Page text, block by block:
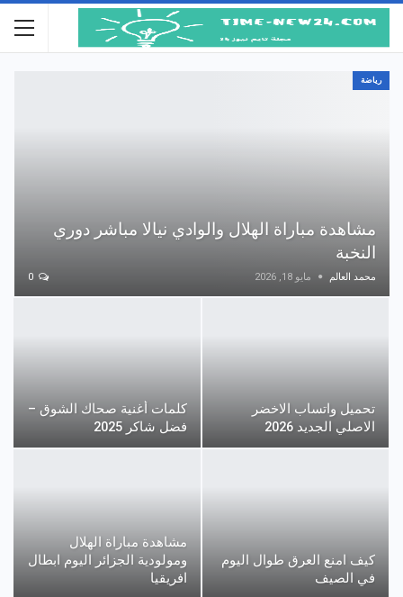
رياضة
مشاهدة مباراة الهلال والوادي نيالا مباشر دوري
النخبة
محمد العالم مايو 18, 2026
تحميل واتساب الاخضر
الاصلي الجديد 2026
كلمات أغنية صحاك الشوق –
فضل شاكر 2025
كيف امنع العرق طوال اليوم
في الصيف
مشاهدة مباراة الهلال
ومولودية الجزائر اليوم ابطال
افريقيا